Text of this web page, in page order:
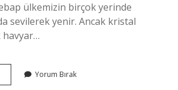
ülkemizin birçok yerinde
sevilerek yenir. Ancak kristal
havyar…
Yorum Bırak